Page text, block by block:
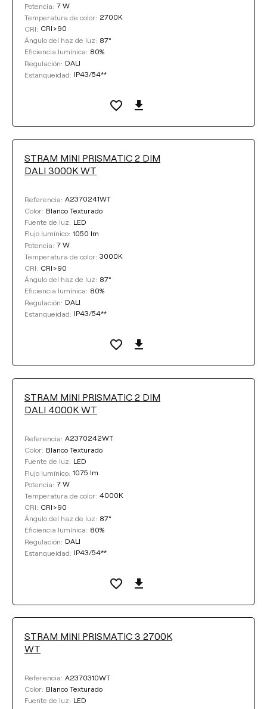
Potencia: 7 W
Temperatura de color: 2700K
CRI: CRI>90
Ángulo del haz de luz: 87°
Eficiencia lumínica: 80%
Regulación: DALI
Estanqueidad: IP43/54**
STRAM MINI PRISMATIC 2 DIM
DALI 3000K WT
Referencia: A2370241WT
Color: Blanco Texturado
Fuente de luz: LED
Flujo lumínico: 1050 lm
Potencia: 7 W
Temperatura de color: 3000K
CRI: CRI>90
Ángulo del haz de luz: 87°
Eficiencia lumínica: 80%
Regulación: DALI
Estanqueidad: IP43/54**
STRAM MINI PRISMATIC 2 DIM
DALI 4000K WT
Referencia: A2370242WT
Color: Blanco Texturado
Fuente de luz: LED
Flujo lumínico: 1075 lm
Potencia: 7 W
Temperatura de color: 4000K
CRI: CRI>90
Ángulo del haz de luz: 87°
Eficiencia lumínica: 80%
Regulación: DALI
Estanqueidad: IP43/54**
STRAM MINI PRISMATIC 3 2700K
WT
Referencia: A2370310WT
Color: Blanco Texturado
Fuente de luz: LED